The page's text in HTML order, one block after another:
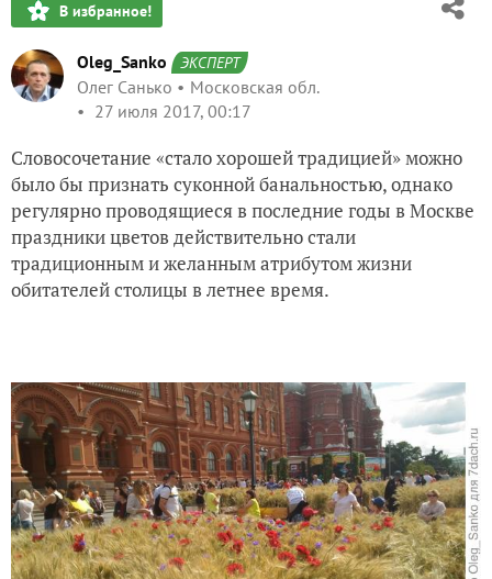
В избранное!
Oleg_Sanko ЭКСПЕРТ
Олег Санько
Московская обл.
27 июля 2017, 00:17
Словосочетание «стало хорошей традицией» можно
было бы признать суконной банальностью, однако
регулярно проводящиеся в последние годы в Москве
праздники цветов действительно стали
традиционным и желанным атрибутом жизни
обитателей столицы в летнее время.